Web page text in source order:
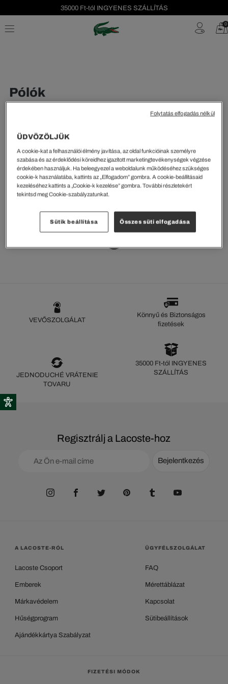
35000 Ft-tól INGYENES SZÁLLÍTÁS
Szezonális leárazás akár -40%! 0
Pólók
Rendezés és szűrés
VEVŐSZOLGÁLAT
Könnyű és Biztonságos
fizetések
JEDNODUCHÉ VRÁTENIE
TOVARU
35000 Ft-tól INGYENES
SZÁLLÍTÁS
Regisztrálj a Lacoste-hoz
Bejelentkezés
A LACOSTE-RÓL
Lacoste Csoport
Emberek
Márkavédelem
Hűségprogram
Ajándékkártya Szabályzat
ÜGYFÉLSZOLGÁLAT
FAQ
Mérettáblázat
Kapcsolat
Sütibeállítások
FIZETÉSI MÓDOK
ÜDVÖZÖLJÜK
A cookie-kat a felhasználói élmény javítása, az oldal funkcióinak személyre
szabása és az érdeklődési köreidhez igazított marketingtevékenységek végzése
érdekében használjuk. Ha beleegyezel a weboldalunk működéséhez szükséges
cookie-k használatába, kattints az „Elfogadom” gombra. A cookie-beállításaid
kezeléséhez kattints a „Cookie-k kezelése” gombra. További részletekért
tekintsd meg Cookie-szabályzatunkat.
Sütik beállítása Összes süti elfogadása
Folytatás elfogadás nélkül